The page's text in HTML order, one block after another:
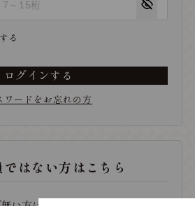
る
ログインする
ワードをお忘れの方
ではない方はこちら